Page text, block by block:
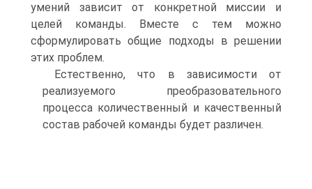
умений зависит от конкретной миссии и
целей команды. Вместе с тем можно
сформулировать общие подходы в решении
этих проблем.
Естественно, что в зависимости от
реализуемого преобразовательного
процесса количественный и качественный
состав рабочей команды будет различен.